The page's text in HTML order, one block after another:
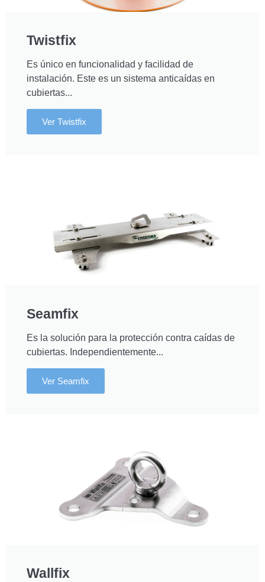
Twistfix
Es único en funcionalidad y facilidad de
instalación. Este es un sistema anticaídas en
cubiertas...
Ver Twistfix
Seamfix
Es la solución para la protección contra caídas de
cubiertas. Independientemente...
Ver Seamfix
Wallfix